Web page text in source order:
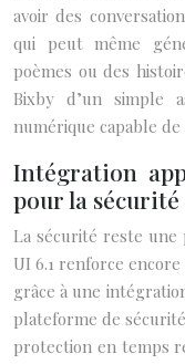
avoir des
qui peut même
poèmes ou des
Bixby d’un simple
numérique capable de
Intégration
pour la sécurité
La sécurité reste une
UI 6.1 renforce
grâce à une
plateforme de
protection en temps